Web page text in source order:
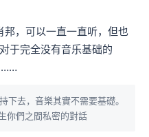
，可以一直一直听，但也
于完全没有音乐基础的
……
下去，音樂其實不需要基礎。
你們之間私密的對話